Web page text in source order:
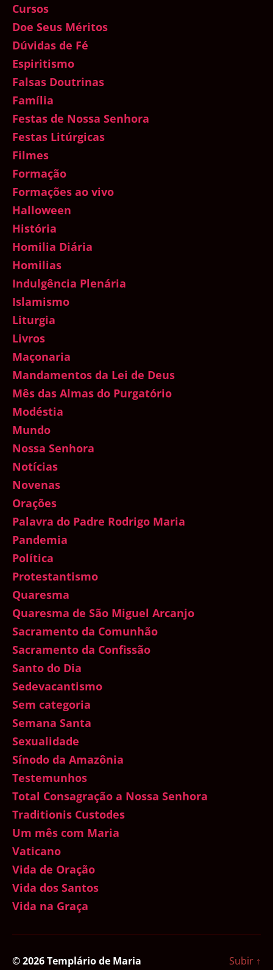
Cursos
Doe Seus Méritos
Dúvidas de Fé
Espiritismo
Falsas Doutrinas
Família
Festas de Nossa Senhora
Festas Litúrgicas
Filmes
Formação
Formações ao vivo
Halloween
História
Homilia Diária
Homilias
Indulgência Plenária
Islamismo
Liturgia
Livros
Maçonaria
Mandamentos da Lei de Deus
Mês das Almas do Purgatório
Modéstia
Mundo
Nossa Senhora
Notícias
Novenas
Orações
Palavra do Padre Rodrigo Maria
Pandemia
Política
Protestantismo
Quaresma
Quaresma de São Miguel Arcanjo
Sacramento da Comunhão
Sacramento da Confissão
Santo do Dia
Sedevacantismo
Sem categoria
Semana Santa
Sexualidade
Sínodo da Amazônia
Testemunhos
Total Consagração a Nossa Senhora
Traditionis Custodes
Um mês com Maria
Vaticano
Vida de Oração
Vida dos Santos
Vida na Graça
© 2026Templário de Maria Subir ↑